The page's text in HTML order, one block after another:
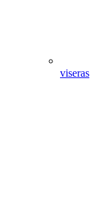
viseras